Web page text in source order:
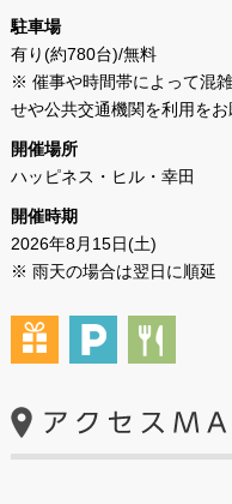
駐車場
有り(約780台)/無料
※ 催事や時間帯によって混
せや公共交通機関を利用を
開催場所
ハッピネス・ヒル・幸田
開催時期
2026年8月15日(土)
※ 雨天の場合は翌日に順延